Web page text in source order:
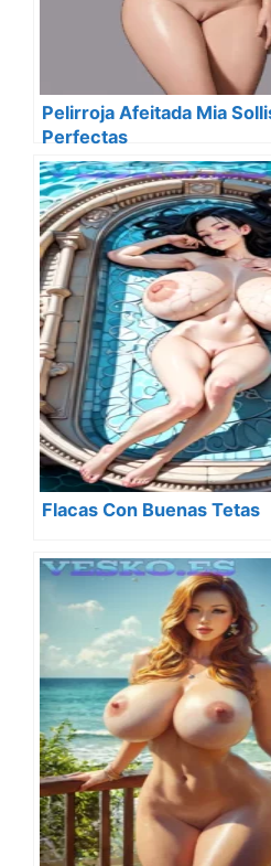
Pelirroja Afeitada Mia
Perfectas
Flacas Con Buenas Tetas